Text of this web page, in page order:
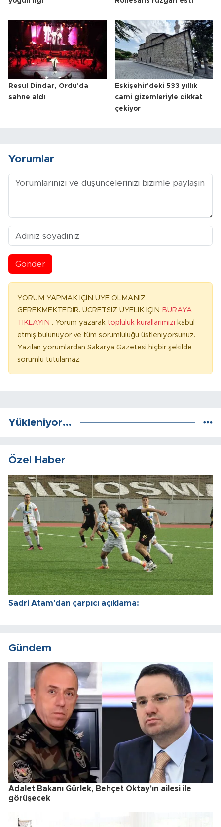
Resul Dindar, Ordu'da
sahne aldı
Eskişehir'deki 533 yıllık
cami gizemleriyle dikkat
çekiyor
Yorumlar
Gönder
YORUM YAPMAK İÇİN ÜYE OLMANIZ
GEREKMEKTEDİR. ÜCRETSİZ ÜYELİK İÇİN BURAYA
TIKLAYIN . Yorum yazarak topluluk kurallarımızı kabul
etmiş bulunuyor ve tüm sorumluluğu üstleniyorsunuz.
Yazılan yorumlardan Sakarya Gazetesi hiçbir şekilde
sorumlu tutulamaz.
Yükleniyor...
Özel Haber
Sadri Atam'dan çarpıcı açıklama:
Gündem
Adalet Bakanı Gürlek, Behçet Oktay'ın ailesi ile
görüşecek